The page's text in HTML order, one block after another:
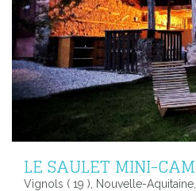
LE SAULET MINI-
Vignols ( 19 ), Nouvelle-